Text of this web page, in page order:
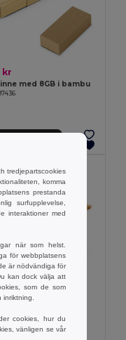
kr
med 8GB i bambu
kr
tredjepartscookies
komma
prestanda
surfupplevelse,
interaktioner med
när som helst.
för webbplatsens
är nödvändiga för
kan dock välja att
som de som
cookies, hur du
vänligen se vår